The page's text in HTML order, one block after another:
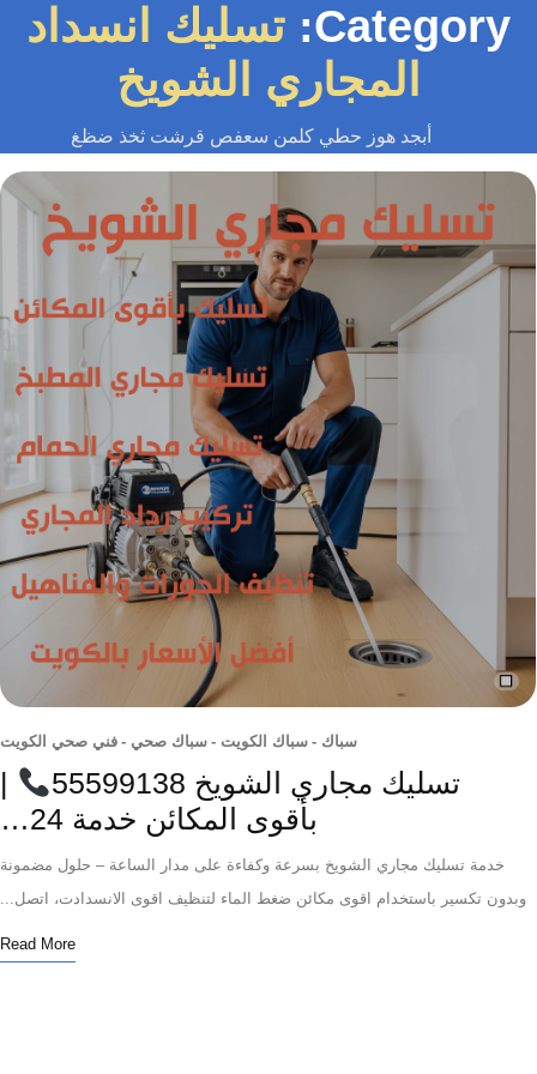
تسليك انسداد
المجاري الشويخ
أبجد هوز حطي كلمن سعفص قرشت ثخذ ضظغ
سباك- سباك الكويت- سباك صحي- فني صحي الكويت
تسليك مجاري الشويخ 55599138
|
بأقوى المكائن خدمة 24…
خدمة تسليك مجاري الشويخ بسرعة وكفاءة على مدار الساعة – حلول مضمونة
تكسير باستخدام اقوى مكائن ضغط الماء لتنظيف اقوى الانسدادت، اتصل...
Read More